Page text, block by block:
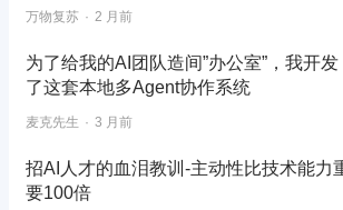
万物复苏 2 月前
为了给我的AI团队造间”办公室”，我开发
了这套本地多Agent协作系统
麦克先生 3 月前
招AI人才的血泪教训-主动性比技术能力
要100倍